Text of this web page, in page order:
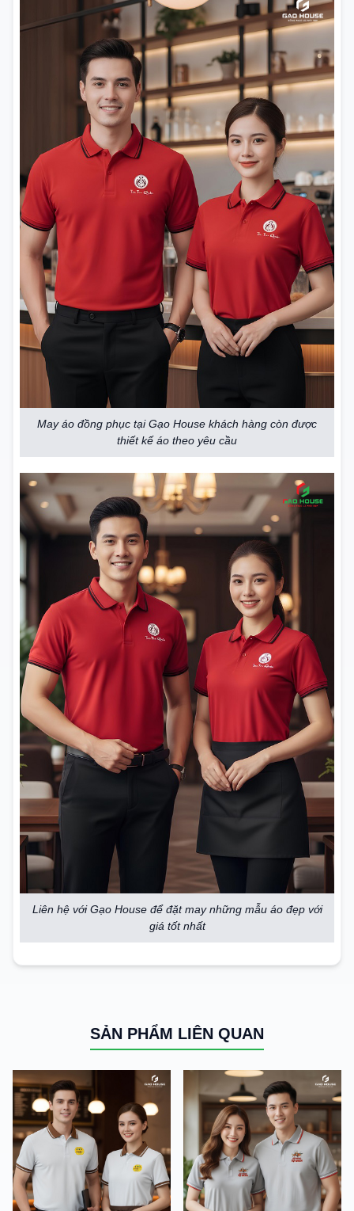
May áo đồng phục tại Gạo House khách hàng còn được
thiết kế áo theo yêu cầu
Liên hệ với Gạo House để đặt may những mẫu áo đẹp với
giá tốt nhất
SẢN PHẨM LIÊN QUAN